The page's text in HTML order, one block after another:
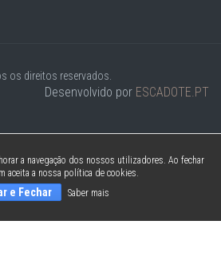
os direitos reservados.
Desenvolvido por ESCADOTE.PT
a navegação dos nossos utilizadores. Ao fechar
aceita a nossa política de cookies.
e Fechar Saber mais